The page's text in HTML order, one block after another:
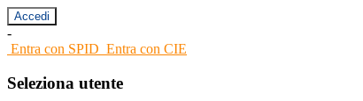
-
Entra con SPID Entra con CIE
Seleziona utente